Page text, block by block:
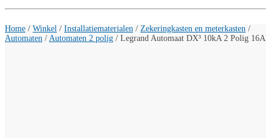
Home / Winkel / Installatiematerialen / Zekeringkasten en meterkasten /
Automaten / Automaten 2 polig / Legrand Automaat DX³ 10kA 2 Polig 16A